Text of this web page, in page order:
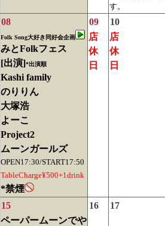
す。
08
Folk Song大好き同好会企画
みとFolkフェス
[出演]*出演順
Kashi family
のりりん
大塚浩
よーこ
Project2
ムーンガールズ
OPEN17:30/START17:50
TableCharge¥500+1drink
*禁煙
09
店
休
日
10
店
休
日
15
ペーパームーンでや
16 17